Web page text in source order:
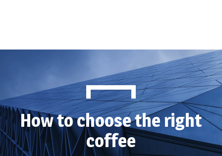
Kreu
Kompania
Produkte
Projekte të
Kontakt
How to choose the right
coffee